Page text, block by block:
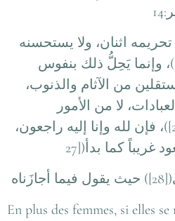
اثنان، ولا يستحسنه
المروءة الفتيان([25])، وإنما يَحِلُّ ذلك بنفوس
من الآثام والذنوب،
لا من الأمور
المنكرات المحرمات([26])، فإن لله وإنا إليه راجعون،
غريباً كما بدأ([27
En plus des femmes, si elles